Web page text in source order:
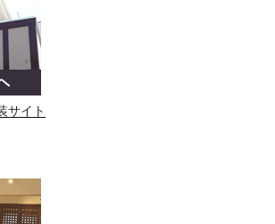
サイト